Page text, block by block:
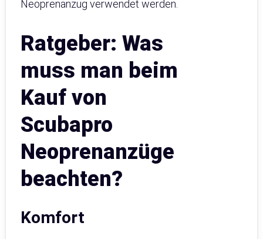
Neoprenanzug verwendet werden.
Ratgeber: Was
muss man beim
Kauf von
Scubapro
Neoprenanzüge
beachten?
Komfort